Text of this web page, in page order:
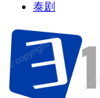
泰剧